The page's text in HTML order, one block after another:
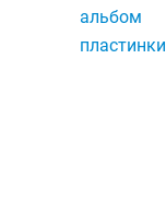
альбом
пластинки